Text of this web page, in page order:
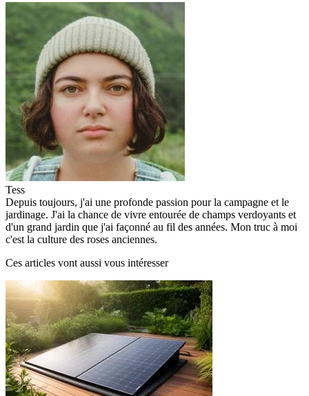
Tess
Depuis toujours, j'ai une profonde passion pour la campagne et le
jardinage. J'ai la chance de vivre entourée de champs verdoyants et
d'un grand jardin que j'ai façonné au fil des années. Mon truc à moi
c'est la culture des roses anciennes.
Ces articles vont aussi vous intéresser